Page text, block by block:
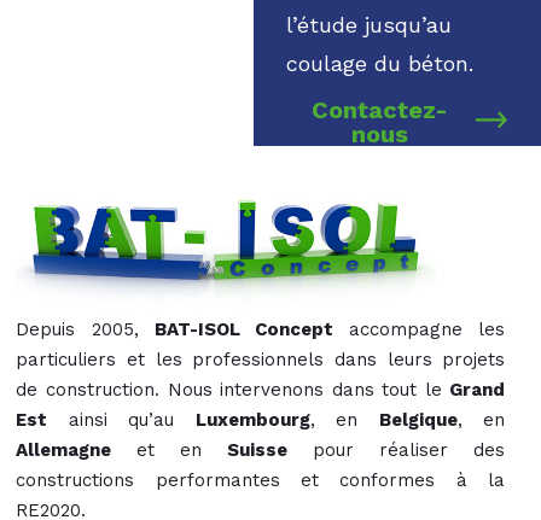
l’étude jusqu’au
coulage du béton.
Contactez-
nous
Depuis 2005, BAT-ISOL Concept accompagne les
particuliers et les professionnels dans leurs projets
de construction. Nous intervenons dans tout le Grand
Est ainsi qu’au Luxembourg, en Belgique, en
Allemagne et enSuisse pour réaliser des
constructions performantes et conformes à la
RE2020.